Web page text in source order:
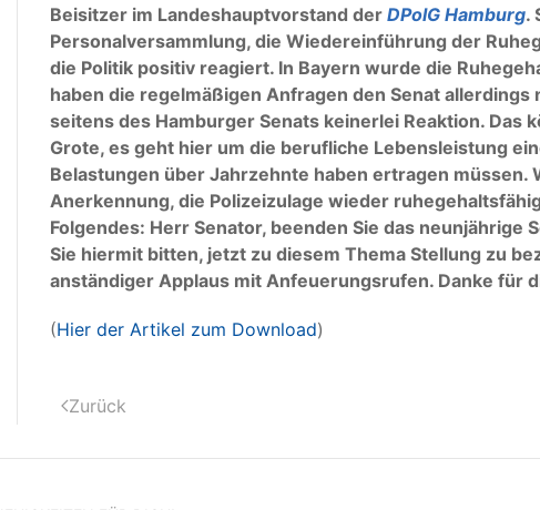
Beisitzer im Landeshauptvorstand der DPolG Hamburg.
Personalversammlung, die Wiedereinführung der
die Politik positiv reagiert. In Bayern wurde die
haben die regelmäßigen Anfragen den Senat
seitens des Hamburger Senats keinerlei Reaktion. Das
Grote, es geht hier um die berufliche Lebensleistung
Belastungen über Jahrzehnte haben ertragen müssen.
Anerkennung, die Polizeizulage wieder
Folgendes: Herr Senator, beenden Sie das neunjährige
Sie hiermit bitten, jetzt zu diesem Thema Stellung zu
anständiger Applaus mit Anfeuerungsrufen. Danke für
(Hier der Artikel zum Download)
Zurück